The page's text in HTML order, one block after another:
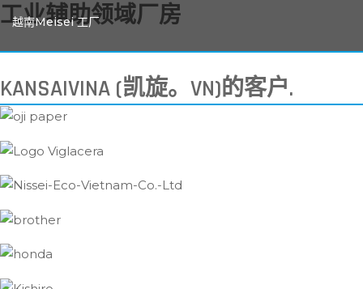
工业辅助领域厂房
越南Meisei 工厂
KANSAIVINA (凯旋。VN)的客户.